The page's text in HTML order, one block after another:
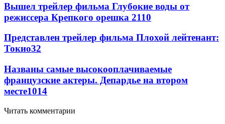
Вышел трейлер фильма Глубокие воды от
режиссера Крепкого орешка 2110
Представлен трейлер фильма Плохой лейтенант:
Токио32
Названы самые высокооплачиваемые
французские актеры. Депардье на втором
месте1014
Читать комментарии